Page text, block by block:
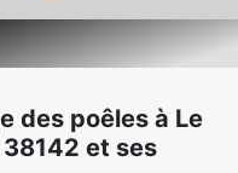
des poêles à Le
38142 et ses